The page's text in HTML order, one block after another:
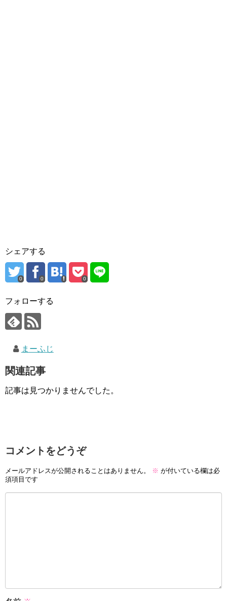
シェアする
0 0 0
フォローする
まーふじ
関連記事
記事は見つかりませんでした。
コメントをどうぞ
メールアドレスが公開されることはありません。 ※ が付いている欄は必
須項目です